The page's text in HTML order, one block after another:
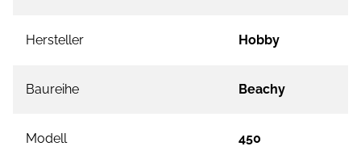
Hersteller Hobby
Baureihe Beachy
Modell 450